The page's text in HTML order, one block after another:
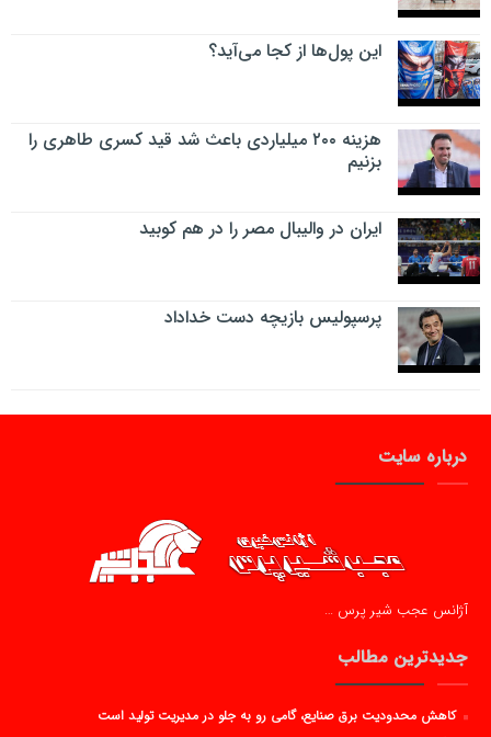
این پول‌ها از کجا می‌آید؟
هزینه ۲۰۰ میلیاردی باعث شد قید کسری طاهری را
بزنیم
ایران در والیبال مصر را در هم کوبید
پرسپولیس بازیچه دست خداداد
درباره سایت
آژانس عجب شیر پرس …
جدیدترین مطالب
کاهش محدودیت برق صنایع، گامی رو به جلو در مدیریت تولید است